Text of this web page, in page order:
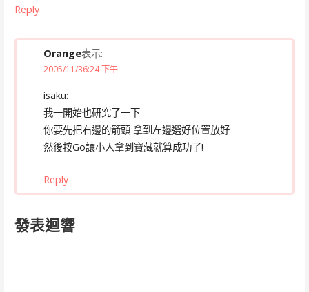
Reply
Orange表示:
2005/11/36:24 下午
isaku:
我一開始也研究了一下
你要先把右邊的箭頭 拿到左邊選好位置放好
然後按Go讓小人拿到寶藏就算成功了!
Reply
發表迴響